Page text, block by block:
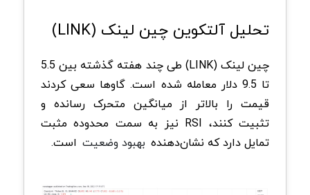
تحلیل آلتکوین چین ‌لینک (LINK)
چین ‌لینک (LINK) طی چند هفته گذشته بین 5.5
تا 9.5 دلار معامله شده است. گاوها سعی کردند
قیمت را بالاتر از میانگین متحرک رسانده و
تثبیت کنند، RSI نیز به سمت محدوده مثبت
تمایل دارد که نشان‌دهنده بهبود وضعیت است.